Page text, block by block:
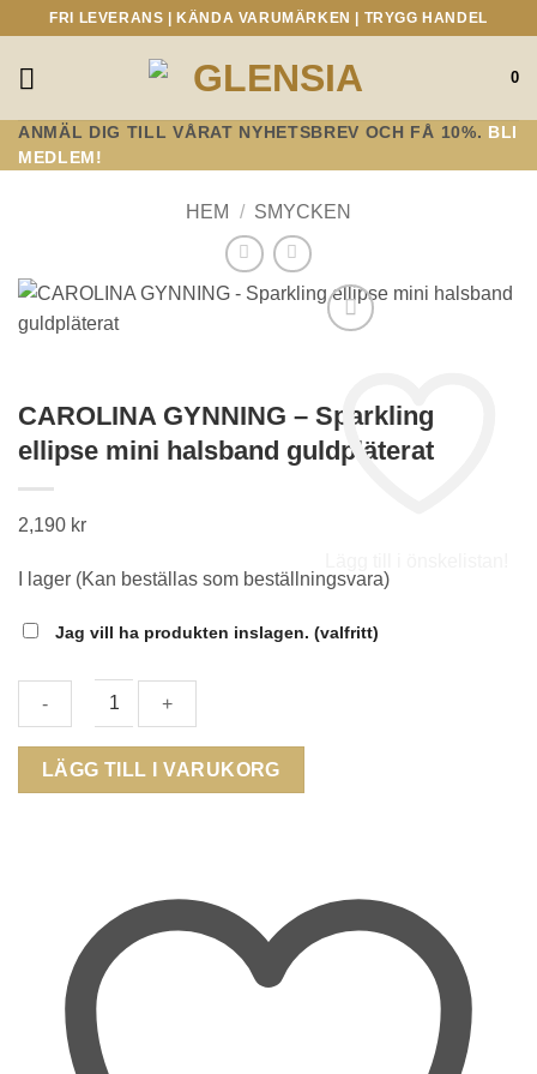
content
FRI LEVERANS | KÄNDA VARUMÄRKEN | TRYGG HANDEL
0
ANMÄL DIG TILL VÅRAT NYHETSBREV OCH FÅ 10%. BLI
MEDLEM!
HEM / SMYCKEN
CAROLINA GYNNING – Sparkling
ellipse mini halsband guldpläterat
2,190 kr
I lager (Kan beställas som beställningsvara)
Jag vill ha produkten inslagen. (valfritt)
CAROLINA
guldpläterat
mängd
LÄGG TILL I VARUKORG